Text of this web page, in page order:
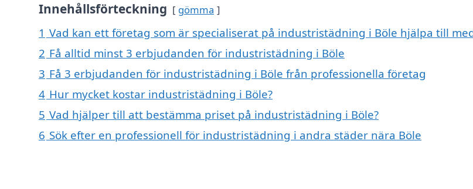
Innehållsförteckning gömma
1 Vad kan ett företag som är specialiserat på industristädning i Böle hjälpa till
2 Få alltid minst 3 erbjudanden för industristädning i Böle
3 Få 3 erbjudanden för industristädning i Böle från professionella företag
4 Hur mycket kostar industristädning i Böle?
5 Vad hjälper till att bestämma priset på industristädning i Böle?
6 Sök efter en professionell för industristädning i andra städer nära Böle